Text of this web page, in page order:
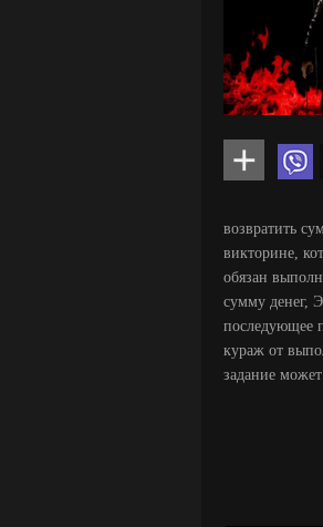
возвратить
викторине,
обязан
сумму денег,
последующее
кураж от
задание